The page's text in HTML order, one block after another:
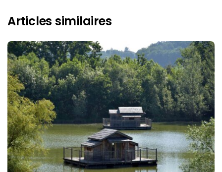
Articles similaires